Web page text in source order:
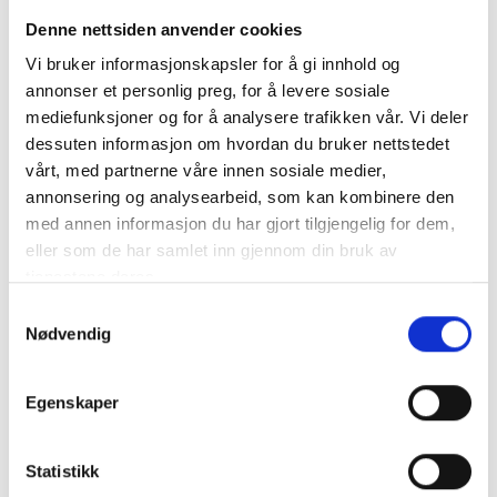
Denne nettsiden anvender cookies
Vi bruker informasjonskapsler for å gi innhold og
annonser et personlig preg, for å levere sosiale
mediefunksjoner og for å analysere trafikken vår. Vi deler
dessuten informasjon om hvordan du bruker nettstedet
vårt, med partnerne våre innen sosiale medier,
annonsering og analysearbeid, som kan kombinere den
med annen informasjon du har gjort tilgjengelig for dem,
eller som de har samlet inn gjennom din bruk av
Nødvendig
Egenskaper
Statistikk
hvor godt den smaker.
Garvestoff(tannin) – garvestoff er vinens naturlige
vern mot oksidasjon, med opprinnelse i druenes skall
og kjerner. Garvestoff gir vinen et fast og tørrende
inntrykk i munnen. Lagring på eikefat kan gi mer eller
mindre tørr og snerpende vin: Noe garvestoff blir
brutt ned, samtidig som treverket kan tilføre vinen
nytt garvestoff. Lagring på flaske gjør garvestoff
mindre snerpende.
– ganske nøytralt kornbrennevin som
inngår i blended whisky.
INAO
– Institut National des Appellations d’Origine –
kontoret som overvåker de franske vinlovene
IPR– Indicacãoes de Proveniéncia Regulamentada –